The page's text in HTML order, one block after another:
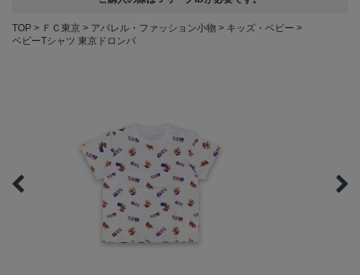
TOP ＦＣ東京 アパレル・ファッション小物
キッズ・ベビー
ベビーTシャツ 東京ドロンパ